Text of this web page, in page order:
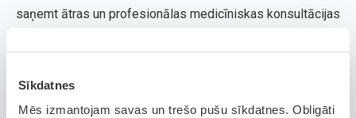
Sīkdatnes
Mēs izmantojam savas un trešo pušu sīkdatnes. Obligāti
saņemt ātras un profesionālas medicīniskas konsultācijas